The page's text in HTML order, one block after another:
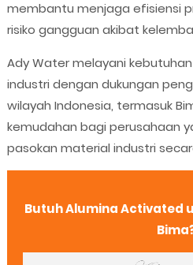
membantu menjaga efisiensi
risiko gangguan akibat
Ady Water melayani
industri dengan dukungan
wilayah Indonesia, termasuk
kemudahan bagi perusahaan
pasokan material industri
Butuh Alumina Activated